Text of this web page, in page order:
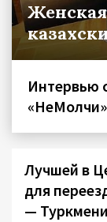
Интервью
Лучшей в
для
—